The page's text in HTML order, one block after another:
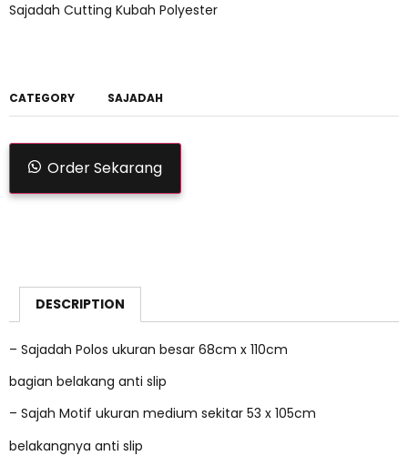
Sajadah Cutting Kubah Polyester
CATEGORY SAJADAH
Order Sekarang
DESCRIPTION
– Sajadah Polos ukuran besar 68cm x 110cm
bagian belakang anti slip
– Sajah Motif ukuran medium sekitar 53 x 105cm
belakangnya anti slip